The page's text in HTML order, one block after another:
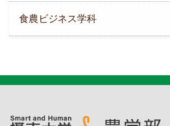
食農ビジネス学科